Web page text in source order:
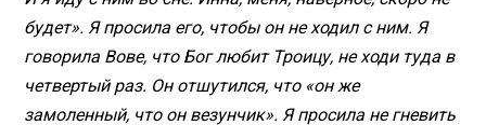
будет». Я просила его, чтобы он не ходил с ним. Я
говорила Вове, что Бог любит Троицу, не ходи туда в
четвертый раз. Он отшутился, что «он же
замоленный, что он везунчик». Я просила не гневить